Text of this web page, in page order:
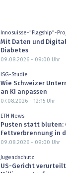
Innosuisse-"Flagship"-
Mit Daten und
Diabetes
09.08.2026 - 09:00 Uhr
ISG-Studie
Wie Schweizer
an KI anpassen
07.08.2026 - 12:15Uhr
ETH News
Pusten statt bluten:
Fettverbrennung in
09.08.2026 - 09:00 Uhr
Jugendschutz
US-Gericht